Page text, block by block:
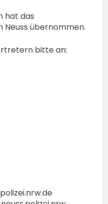
hat das
Neuss übernommen.
bitte an: